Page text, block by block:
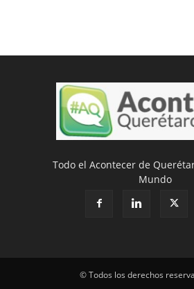
Todo el Acontecer de
Mundo
© Todos los derechos